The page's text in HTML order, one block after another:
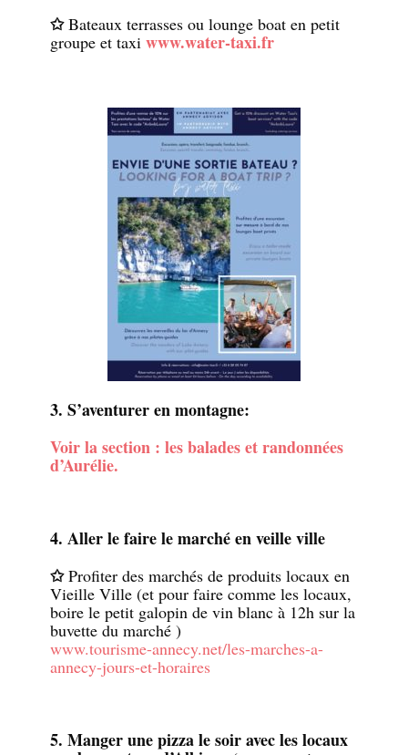
✩Bateaux terrasses ou lounge boat en petit
groupe et taxi www.water-taxi.fr
3. S’aventurer en montagne:
Voir la section : les balades et randonnées
d’Aurélie.
4. Aller le faire le marché en veille ville
✩Profiter des marchés de produits locaux en
Vieille Ville (et pour faire comme les locaux,
boire le petit galopin de vin blanc à 12h sur la
buvette du marché )
www.tourisme-annecy.net/les-marches-a-
annecy-jours-et-horaires
5. Manger une pizza le soir avec les locaux